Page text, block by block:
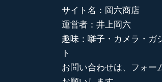
サイト名：岡六商店
運営者：井上岡六
趣味：囃子・カメラ・ガ
ト
お問い合わせは、フォー